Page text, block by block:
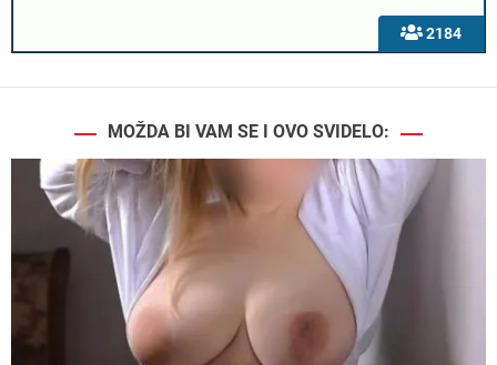
2184
MOŽDA BI VAM SE I OVO SVIDELO: